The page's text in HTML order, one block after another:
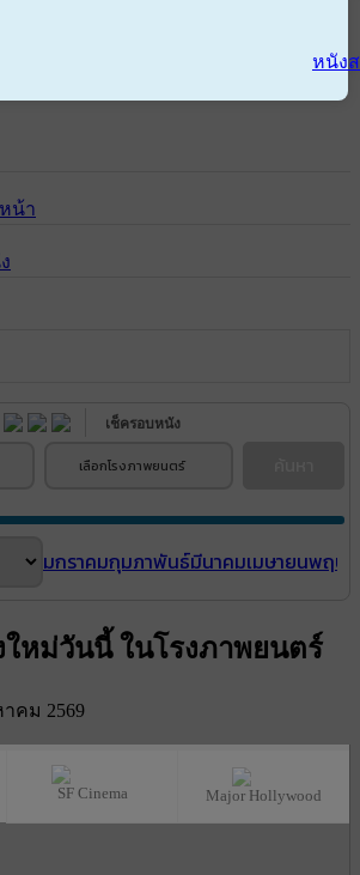
หนัง
น้า
เช็ครอบหนัง
เลือกโรงภาพยนตร์
มกราคมกุมภาพันธ์มีนาคมเมษายนพฤษ
หม่วันนี้ ในโรงภาพยนตร์
คม 2569
SF Cinema Major Hollywood